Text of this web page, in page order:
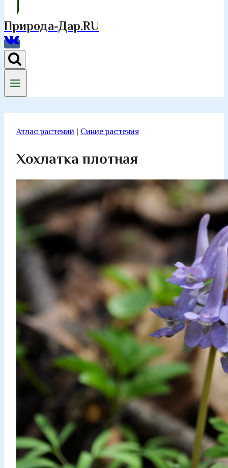
Природа-Дар.RU
Атлас растений | Синие растения
Хохлатка плотная